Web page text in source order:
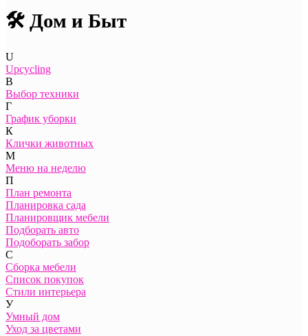
🛠️ Дом и Быт
U
Upcycling
В
Выбор техники
Г
График уборки
К
Клички животных
М
Меню на неделю
П
План ремонта
Планировка сада
Планировщик мебели
Подборать авто
Подоборать забор
С
Сборка мебели
Список покупок
Стили интерьера
У
Умный дом
Уход за цветами